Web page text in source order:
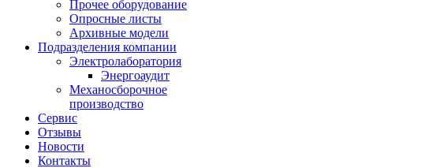
Прочее оборудование
Опросные листы
Архивные модели
Подразделения компании
Электролаборатория
Энергоаудит
Механосборочное
производство
Сервис
Отзывы
Новости
Контакты